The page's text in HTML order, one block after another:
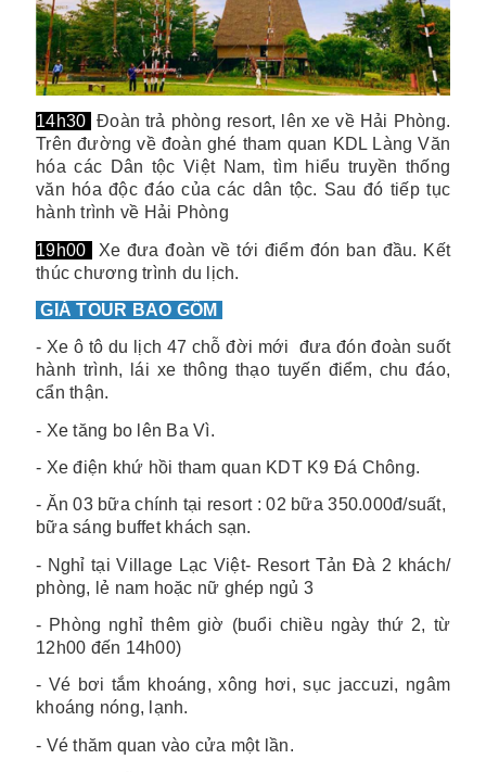
14h30 Đoàn trả phòng resort, lên xe về Hải Phòng.
Trên đường về đoàn ghé tham quan KDL Làng Văn
hóa các Dân tộc Việt Nam, tìm hiểu truyền thống
văn hóa độc đáo của các dân tộc. Sau đó tiếp tục
hành trình về Hải Phòng
19h00
Xe đưa đoàn về tới điểm đón ban đầu. Kết
thúc chương trình du lịch.
GIÁ TOUR BAO GỒM
- Xe ô tô du lịch 47 chỗ đời mới đưa đón đoàn suốt
hành trình, lái xe thông thạo tuyến điểm, chu đáo,
cẩn thận.
- Xe tăng bo lên Ba Vì.
- Xe điện khứ hồi tham quan KDT K9 Đá Chông.
- Ăn 03 bữa chính tại resort : 02 bữa 350.000đ/suất,
bữa sáng buffet khách sạn.
- Nghỉ tạiVillage Lạc Việt- Resort Tản Đà 2 khách/
phòng, lẻ nam hoặc nữ ghép ngủ 3
- Phòng nghỉ thêm giờ (buổi chiều ngày thứ 2, từ
12h00 đến 14h00)
- Vé bơi tắm khoáng, xông hơi, sục jaccuzi, ngâm
khoáng nóng, lạnh.
- Vé thăm quan vào cửa một lần.